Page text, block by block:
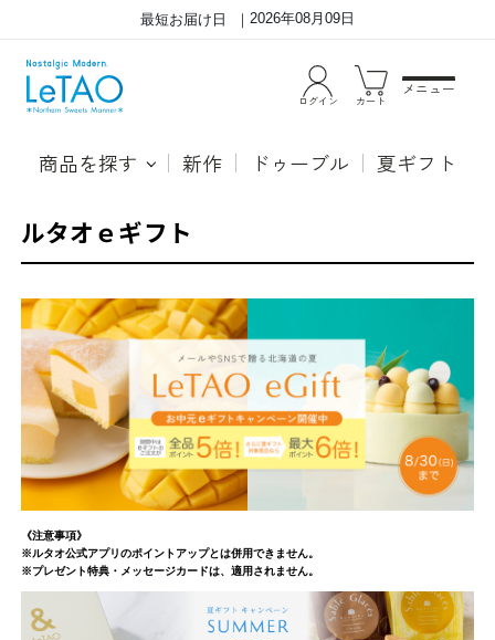
最短お届け日 2026年08月09日
ログイン カート
メニュー
商品を探す 新作 ドゥーブル 夏ギフト
ルタオｅギフト
ル
タ
オ
e
ギ
フ
ト
と
は、
名
前
《注意事項》
※ルタオ公式アプリのポイントアップとは併用できません。
※プレゼント特典・メッセージカードは、適用されません。